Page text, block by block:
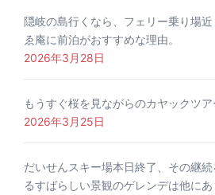
隠岐の島行くなら、フェリー乗り場
ゑ庵に前泊がおすすめな理由。
2026年3月28日
もうすぐ桜を見ながらのカヤックツア
2026年3月25日
だいせんスキー場本日終了、その継
るすばらしい景観のゲレンデは他にあ